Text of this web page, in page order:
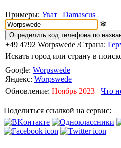
Примеры: Уват | Damascus
❄
+49 4792 Worpswede /Страна:
Искать город или страну в
Google: Worpswede
Яндекс: Worpswede
Обновление: Ноябрь 2023 Что
Поделиться ссылкой на сервис: